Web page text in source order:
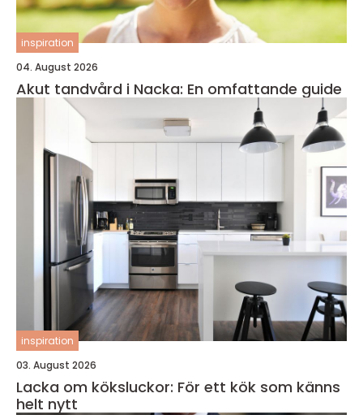
inspiration
04. August 2026
Akut tandvård i Nacka: En omfattande guide
inspiration
03. August 2026
Lacka om köksluckor: För ett kök som känns
helt nytt